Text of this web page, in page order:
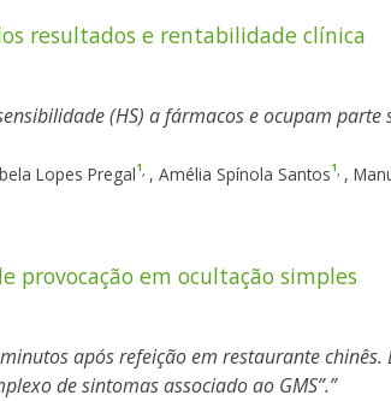
resultados e rentabilidade clínica
(HS) a fármacos e ocupam
Lopes Pregal1, , Amélia Spínola Santos1, ,
provocação em ocultação simples
após refeição em restaurante
de sintomas associado ao GMS”.